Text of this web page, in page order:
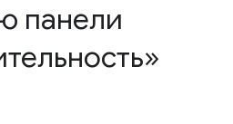
панели